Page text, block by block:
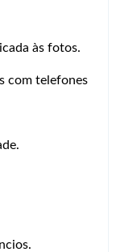
às fotos.
com telefones